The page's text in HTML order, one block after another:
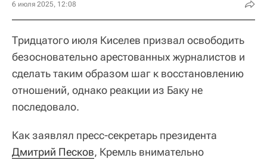
6 июля 2025, 12:08
Тридцатого июля Киселев призвал освободить
безосновательно арестованных журналистов и
сделать таким образом шаг к восстановлению
отношений, однако реакции из Баку не
последовало.
Как заявлял пресс-секретарь президента
Дмитрий Песков, Кремль внимательно